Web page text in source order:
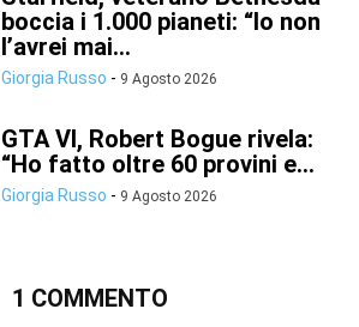
boccia i 1.000 pianeti: “Io non
l’avrei mai...
Giorgia Russo - 9 Agosto 2026
GTA VI, Robert Bogue rivela:
“Ho fatto oltre 60 provini e...
Giorgia Russo - 9 Agosto 2026
1 COMMENTO